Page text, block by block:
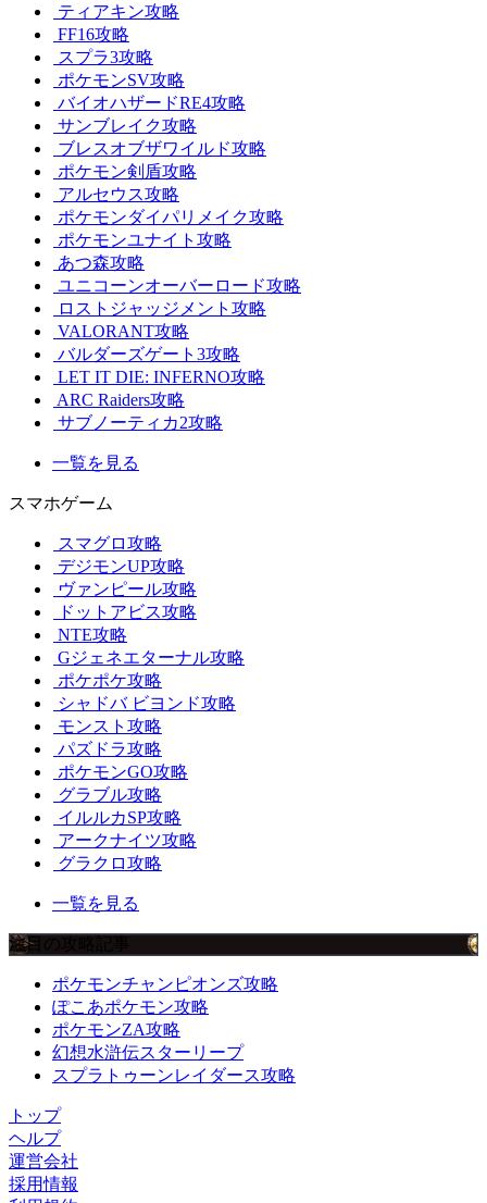
ティアキン攻略
FF16攻略
スプラ3攻略
ポケモンSV攻略
バイオハザードRE4攻略
サンブレイク攻略
ブレスオブザワイルド攻略
ポケモン剣盾攻略
アルセウス攻略
ポケモンダイパリメイク攻略
ポケモンユナイト攻略
あつ森攻略
ユニコーンオーバーロード攻略
ロストジャッジメント攻略
VALORANT攻略
バルダーズゲート3攻略
LET IT DIE: INFERNO攻略
ARC Raiders攻略
サブノーティカ2攻略
一覧を見る
スマホゲーム
スマグロ攻略
デジモンUP攻略
ヴァンピール攻略
ドットアビス攻略
NTE攻略
Gジェネエターナル攻略
ポケポケ攻略
シャドバ ビヨンド攻略
モンスト攻略
パズドラ攻略
ポケモンGO攻略
グラブル攻略
イルルカSP攻略
アークナイツ攻略
グラクロ攻略
一覧を見る
注目の攻略記事
ポケモンチャンピオンズ攻略
ぽこあポケモン攻略
ポケモンZA攻略
幻想水滸伝スターリープ
スプラトゥーンレイダース攻略
トップ
ヘルプ
運営会社
採用情報